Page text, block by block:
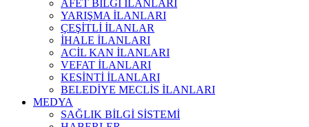
AFET BİLGİ İLANLARI
YARIŞMA İLANLARI
ÇEŞİTLİ İLANLAR
İHALE İLANLARI
ACİL KAN İLANLARI
VEFAT İLANLARI
KESİNTİ İLANLARI
BELEDİYE MECLİS İLANLARI
MEDYA
SAĞLIK BİLGİ SİSTEMİ